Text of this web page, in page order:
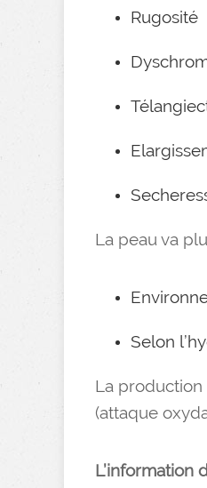
Rugosité
La peau va
Selon
La
(attaque
L’information